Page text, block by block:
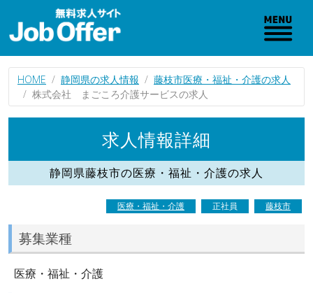
HOME 静岡県の求人情報
藤枝市医療・福祉・介護の求人
株式会社 まごころ介護サービスの求人
求人情報詳細
静岡県藤枝市の医療・福祉・介護の求人
医療・福祉・介護 正社員 藤枝市
募集業種
医療・福祉・介護